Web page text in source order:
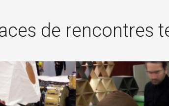
de rencontres